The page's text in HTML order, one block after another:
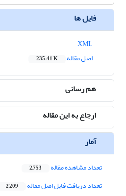
فایل ها
اصل مقاله
235.41 K
هم رسانی
ارجاع به این مقاله
آمار
تعداد مشاهده مقاله 2,753
تعداد دریافت فایل اصل مقاله 2,209